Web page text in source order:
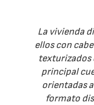
La vivienda
ellos con
texturizados
principal
orientadas
formato